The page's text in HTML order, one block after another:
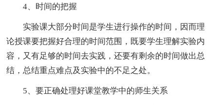
4、时间的把握
实验课大部分时间是学生进行操作的时间，因而理
论授课要把握好合理的时间范围，既要学生理解实验内
容，又有足够的时间去实践，还要有剩余的时间做出总
结，总结重点难点及实验中的不足之处。
5、要正确处理好课堂教学中的师生关系